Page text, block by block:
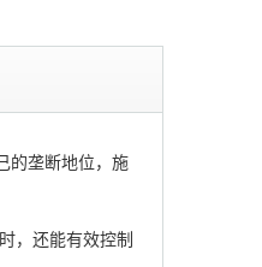
的垄断地位，施
，还能有效控制